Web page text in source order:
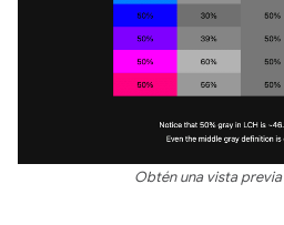
Obtén una vista previa